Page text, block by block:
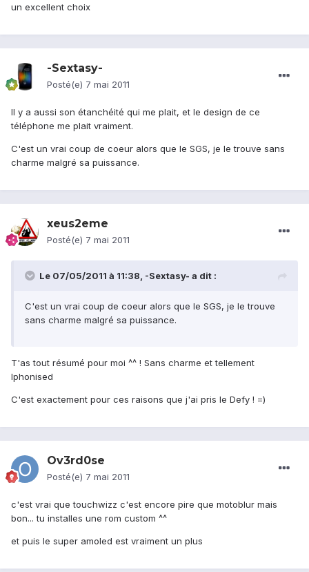
un excellent choix
-Sextasy-
Posté(e) 7 mai 2011
Il y a aussi son étanchéité qui me plait, et le design de ce
téléphone me plait vraiment.
C'est un vrai coup de coeur alors que le SGS, je le trouve sans
charme malgré sa puissance.
xeus2eme
Posté(e) 7 mai 2011
Le 07/05/2011 à 11:38, -Sextasy- a dit :
C'est un vrai coup de coeur alors que le SGS, je le trouve
sans charme malgré sa puissance.
T'as tout résumé pour moi ^^ ! Sans charme et tellement
Iphonised
C'est exactement pour ces raisons que j'ai pris le Defy ! =)
Ov3rd0se
Posté(e) 7 mai 2011
c'est vrai que touchwizz c'est encore pire que motoblur mais
bon... tu installes une rom custom ^^
et puis le super amoled est vraiment un plus